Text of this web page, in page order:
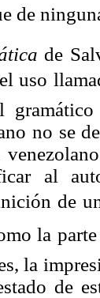
de
de
uso
no se
al
de
la
la
de